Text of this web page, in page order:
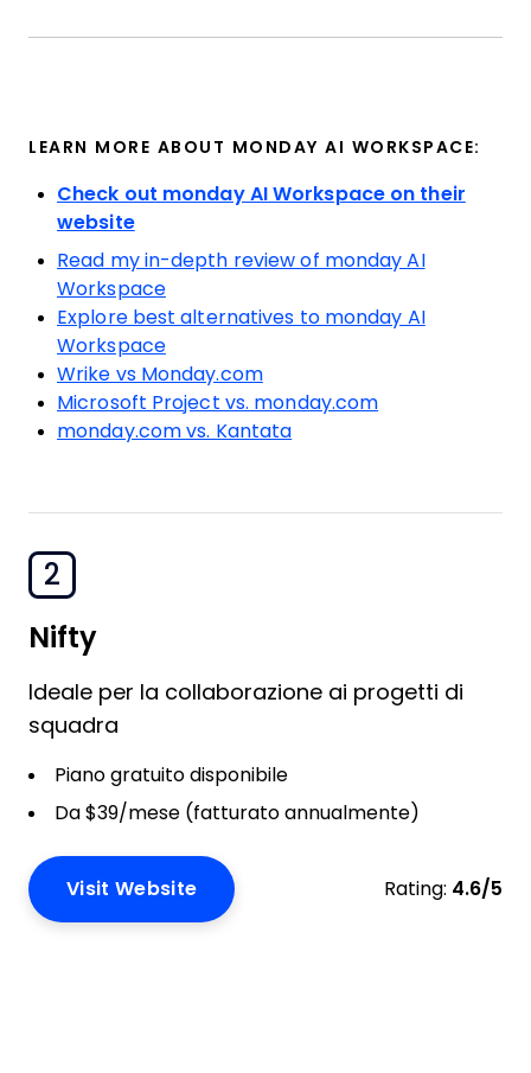
LEARN MORE ABOUT MONDAY AI WORKSPACE:
Check out monday AI Workspace on their
website
Read my in-depth review of monday AI
Workspace
Explore best alternatives to monday AI
Workspace
Wrike vs Monday.com
Microsoft Project vs. monday.com
monday.com vs. Kantata
2
Nifty
Ideale per la collaborazione ai progetti di
squadra
Piano gratuito disponibile
Da $39/mese (fatturato annualmente)
Visit Website Rating: 4.6/5